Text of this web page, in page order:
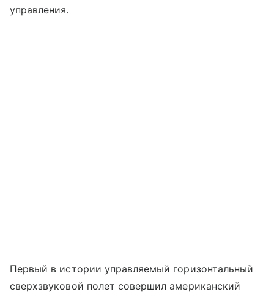
управления.
Первый в истории управляемый горизонтальный
сверхзвуковой полет совершил американский